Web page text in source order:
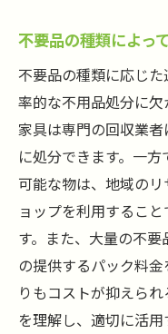
不要品の種類によっ
不要品の種類に応じ
率的な不用品処分に
家具は専門の回収業
に処分できます。一
可能な物は、地域の
ョップを利用するこ
す。また、大量の不
の提供するパック料
りもコストが抑えら
を理解し、適切に活